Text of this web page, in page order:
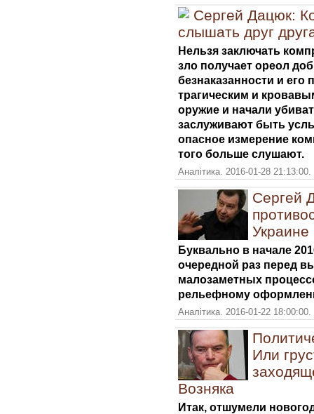
Сергей Дацюк:
слышать друг
Нельзя заключать
зло получает ореол
безнаказанности и
трагическим и
оружие и начали
заслуживают быть
опасное измерение
того больше слушают.
Аналітика. 2016-01-28
Сергей
Украине
Буквально в начале
очередной раз перед
малозаметных
рельефному
Аналітика. 2016-01-22
Или
Возняка
Итак, отшумели